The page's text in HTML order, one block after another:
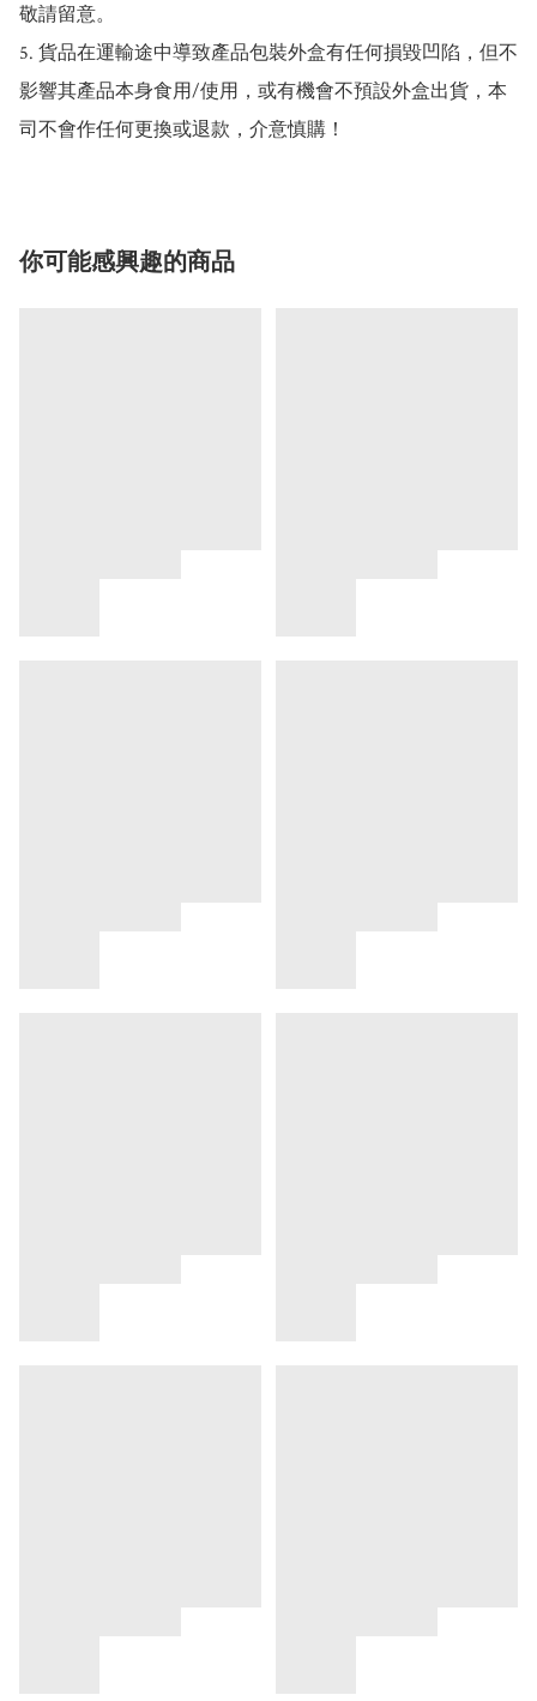
敬請留意。
5. 貨品在運輸途中導致產品包裝外盒有任何損毀凹陷，但不
影響其產品本身食用/使用，或有機會不預設外盒出貨，本
司不會作任何更換或退款，介意慎購！
你可能感興趣的商品